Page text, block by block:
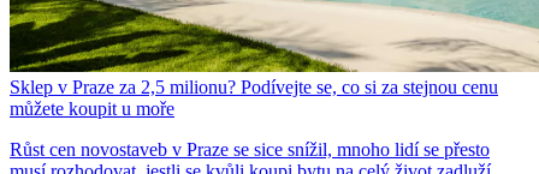
Sklep v Praze za 2,5 milionu? Podívejte se, co si za stejnou cenu
můžete koupit u moře
Růst cen novostaveb v Praze se sice snížil, mnoho lidí se přesto